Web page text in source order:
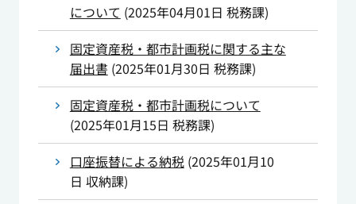
について (2025年04月01日 税務課)
固定資産税・都市計画税に関する主な
届出書 (2025年01月30日 税務課)
固定資産税・都市計画税について
(2025年01月15日 税務課)
口座振替による納税(2025年01月10
日 収納課)